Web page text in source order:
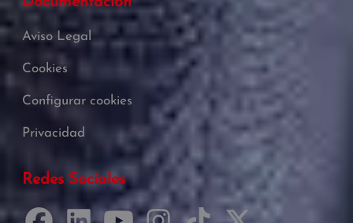
Aviso Legal
Cookies
Configurar cookies
Privacidad
Redes Sociales